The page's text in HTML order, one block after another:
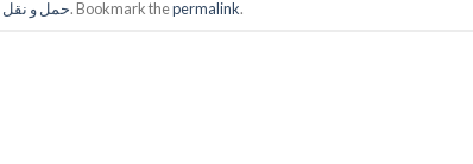
حمل و نقل. Bookmark thepermalink.